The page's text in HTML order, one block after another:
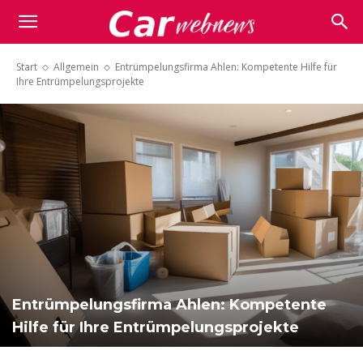
Carwebnews.com
Start Allgemein
Entrümpelungsfirma Ahlen: Kompetente Hilfe für
Ihre Entrümpelungsprojekte
Entrümpelungsfirma Ahlen: Kompetente
Hilfe für Ihre Entrümpelungsprojekte